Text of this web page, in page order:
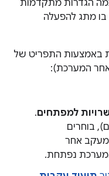
הגדרות מתקדמות
מתג להפעלה
באמצעות התפריט של
למפתחים.
בוחרים
אחר
נפתחת.